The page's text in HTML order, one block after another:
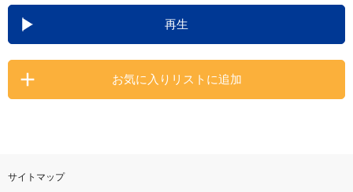
DAMの新曲・ランキングなど
カラオケ最新情報をチェック！
再生
お気に入りリストに追加
サイトマップ